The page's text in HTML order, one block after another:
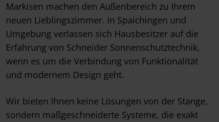
Markisen machen den Außenbereich zu Ihrem
neuen Lieblingszimmer. In Spaichingen und
Umgebung verlassen sich Hausbesitzer auf die
Erfahrung von Schneider Sonnenschutztechnik,
wenn es um die Verbindung von Funktionalität
und modernem Design geht.
Wir bieten Ihnen keine Lösungen von der Stange,
sondern maßgeschneiderte Systeme, die exakt